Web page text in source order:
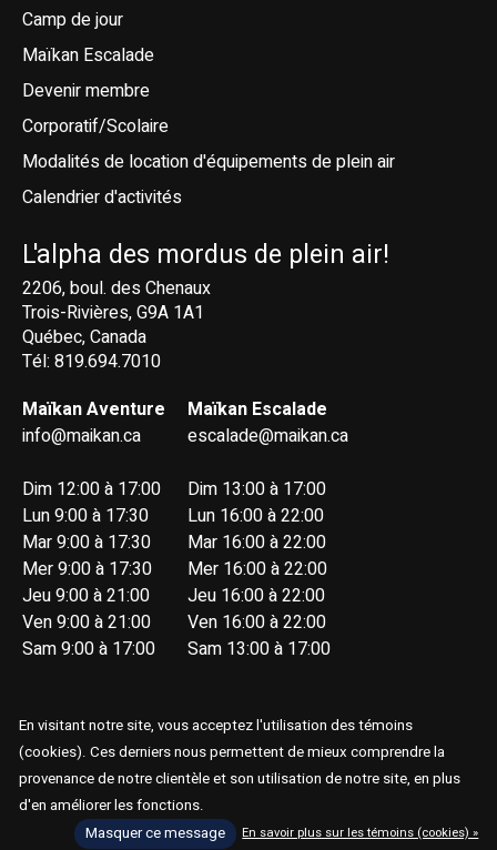
Camp de jour
Maïkan Escalade
Devenir membre
Corporatif/Scolaire
Modalités de location d'équipements de plein air
Calendrier d'activités
L'alpha des mordus de plein air!
2206, boul. des Chenaux
Trois-Rivières, G9A 1A1
Québec, Canada
Tél: 819.694.7010
Maïkan Aventure
info@maikan.ca
Dim 12:00 à 17:00
Lun 9:00 à 17:30
Mar 9:00 à 17:30
Mer 9:00 à 17:30
Jeu 9:00 à 21:00
Ven 9:00 à 21:00
Sam 9:00 à 17:00
Maïkan Escalade
escalade@maikan.ca
Dim 13:00 à 17:00
Lun 16:00 à 22:00
Mar 16:00 à 22:00
Mer 16:00 à 22:00
Jeu 16:00 à 22:00
Ven 16:00 à 22:00
Sam 13:00 à 17:00
© Copyright 2026 Maïkan Aventure
En visitant notre site, vous acceptez l'utilisation des témoins
(cookies). Ces derniers nous permettent de mieux comprendre la
provenance de notre clientèle et son utilisation de notre site, en plus
d'en améliorer les fonctions.
Masquer ce message
En savoir plus sur les témoins (cookies) »